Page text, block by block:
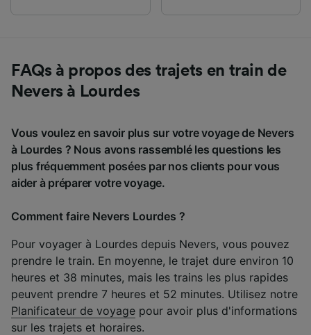
FAQs à propos des trajets en train de
Nevers à Lourdes
Vous voulez en savoir plus sur votre voyage de Nevers
à Lourdes ? Nous avons rassemblé les questions les
plus fréquemment posées par nos clients pour vous
aider à préparer votre voyage.
Comment faire Nevers Lourdes ?
Pour voyager à Lourdes depuis Nevers, vous pouvez
prendre le train. En moyenne, le trajet dure environ 10
heures et 38 minutes, mais les trains les plus rapides
peuvent prendre 7 heures et 52 minutes. Utilisez notre
Planificateur de voyage pour avoir plus d'informations
sur les trajets et horaires.